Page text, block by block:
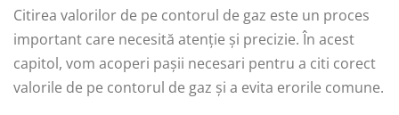
Citirea valorilor de pe contorul de gaz este un proces
important care necesită atenție și precizie. În acest
capitol, vom acoperi pașii necesari pentru a citi corect
valorile de pe contorul de gaz și a evita erorile comune.